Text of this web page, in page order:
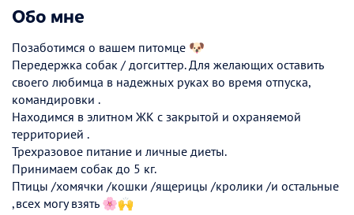
Обо мне
Позаботимся о вашем питомце 🐶
Передержка собак / догситтер. Для желающих оставить
своего любимца в надежных руках во время отпуска,
командировки .
Находимся в элитном ЖК с закрытой и охраняемой
территорией .
Трехразовое питание и личные диеты.
Принимаем собак до 5 кг.
Птицы /хомячки /кошки /ящерицы /кролики /и остальные
,всех могу взять 🌸🙌